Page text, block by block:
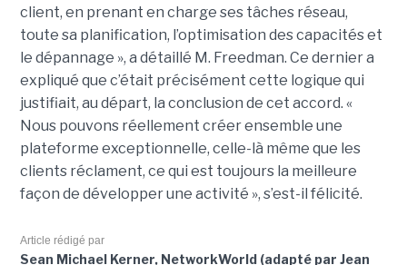
client, en prenant en charge ses tâches réseau,
toute sa planification, l’optimisation des capacités et
le dépannage », a détaillé M. Freedman. Ce dernier a
expliqué que c’était précisément cette logique qui
justifiait, au départ, la conclusion de cet accord. «
Nous pouvons réellement créer ensemble une
plateforme exceptionnelle, celle-là même que les
clients réclament, ce qui est toujours la meilleure
façon de développer une activité », s’est-il félicité.
Article rédigé par
Sean Michael Kerner, NetworkWorld (adapté par Jean